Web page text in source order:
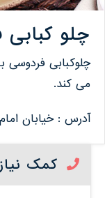
چلو کبابی
می کند.
آدرس : خیابان امام
کمک نیاز